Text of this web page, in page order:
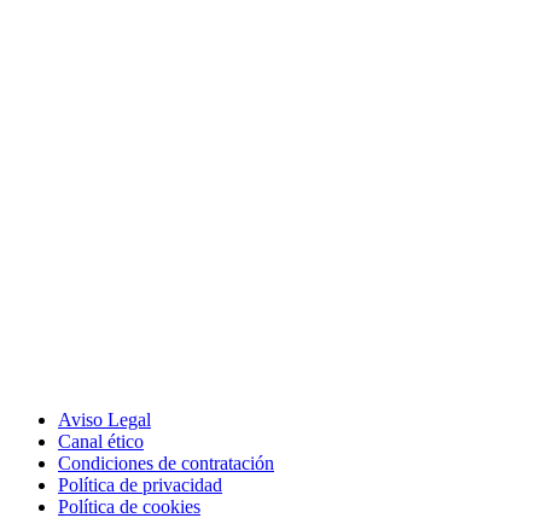
Aviso Legal
Canal ético
Condiciones de contratación
Política de privacidad
Política de cookies